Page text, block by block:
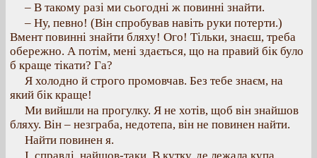
– В такому разі ми сьогодні ж повинні знайти.
– Ну, певно! (Він спробував навіть руки потерти.)
Вмент повинні знайти бляху! Ого! Тільки, знаєш, треба
обережно. А потім, мені здається, що на правий бік було
б краще тікати? Га?
Я холодно й строго промовчав. Без тебе знаєм, на
який бік краще!
Ми вийшли на прогулку. Я не хотів, щоб він знайшов
бляху. Він – незграба, недотепа, він не повинен найти.
Найти повинен я.